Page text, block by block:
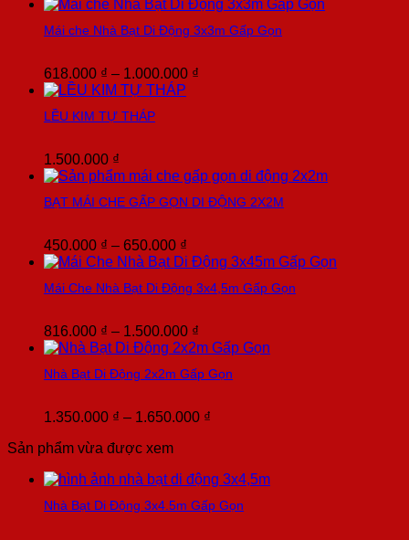
giá:
900.000 ₫
Mái che Nhà Bạt Di Động 3x3m Gấp Gọn
618.000 ₫ – 1.000.000 ₫
LỀU KIM TỰ THÁP
1.500.000 ₫
BẠT MÁI CHE GẤP GỌN DI ĐỘNG 2X2M
450.000 ₫ – 650.000 ₫
giá:
450.000 ₫
650.000 ₫
Mái Che Nhà Bạt Di Động 3x4,5m Gấp Gọn
816.000 ₫ – 1.500.000 ₫
giá:
816.000 ₫
1.500.000 ₫
Nhà Bạt Di Động 2x2m Gấp Gọn
1.350.000 ₫ – 1.650.000 ₫
đến
1.650.000 ₫
Sản phẩm vừa được xem
Nhà Bạt Di Động 3x4.5m Gấp Gọn